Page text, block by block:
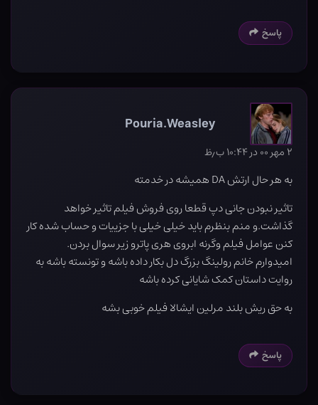
پاسخ
Pouria.Weasley
۲ مهر ۰۰ در ۱۰:۴۴ ب٫ظ
به هر حال ارتش DA همیشه در خدمته
تاثیر نبودن جانی دپ قطعا روی فروش فیلم تاثیر خواهد
گذاشت.و منم بنظرم باید خیلی خیلی با جزییات و حساب شده کار
کنن عوامل فیلم وگرنه ابروی هری پاترو زیر سوال بردن.
امیدوارم خانم رولینگ بزرگ دل بکار داده باشه و تونسته باشه به
روایت داستان کمک شایانی کرده باشه
به حق ریش بلند مرلین ایشالا فیلم خوبی بشه
پاسخ